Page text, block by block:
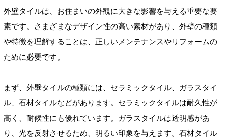
外壁タイルは、お住まいの外観に大きな影響を与える重要な要
素です。さまざまなデザイン性の高い素材があり、外壁の種類
や特徴を理解することは、正しいメンテナンスやリフォームの
ために必要です。
まず、外壁タイルの種類には、セラミックタイル、ガラスタイ
ル、石材タイルなどがあります。セラミックタイルは耐久性が
高く、耐候性にも優れています。ガラスタイルは透明感があ
り、光を反射させるため、明るい印象を与えます。石材タイル